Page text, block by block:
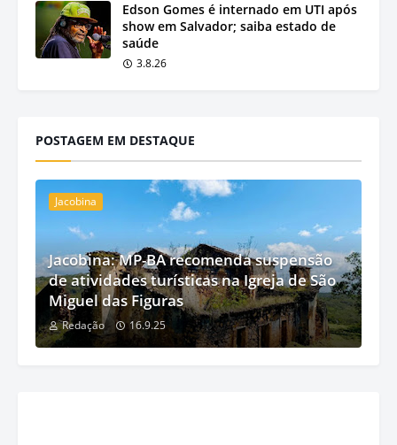
Edson Gomes é internado em UTI após
show em Salvador; saiba estado de
saúde
3.8.26
POSTAGEM EM DESTAQUE
Jacobina
Jacobina: MP-BA recomenda suspensão
de atividades turísticas na Igreja de São
Miguel das Figuras
Redação 16.9.25